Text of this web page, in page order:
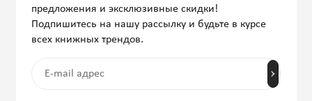
предложения и эксклюзивные скидки!
Подпишитесь на нашу рассылку и будьте в курсе
всех книжных трендов.